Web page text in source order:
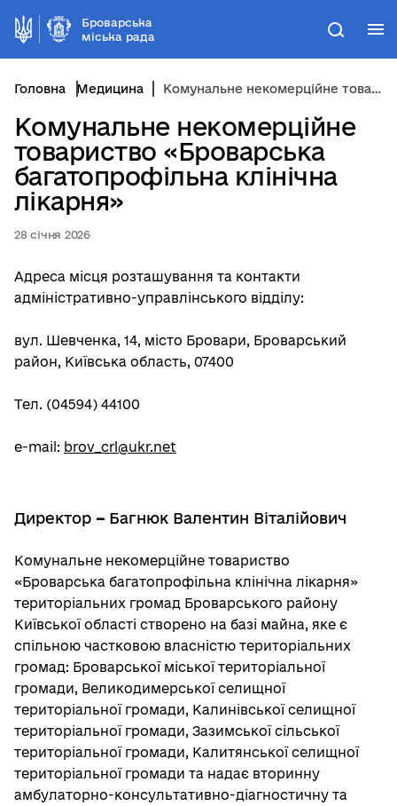
Броварська
міська рада
Пошук
Головна Медицина Комунальне некомерційне товариство «Броварська багатопрофільна клінічна лікарня»
Комунальне некомерційне
товариство «Броварська
багатопрофільна клінічна
лікарня»
28 січня 2026
Адреса місця розташування та контакти
адміністративно-управлінського відділу:
вул. Шевченка, 14, місто Бровари, Броварський
район, Київська область, 07400
Тел. (04594) 44100
e-mail: brov_crl@ukr.net
Директор – Багнюк Валентин Віталійович
Комунальне некомерційне товариство
«Броварська багатопрофільна клінічна лікарня»
територіальних громад Броварського району
Київської області створено на базі майна, яке є
спільною частковою власністю територiальних
громад: Броварської міської територіальної
громади, Великодимерської селищної
територіальної громади, Калинівської селищної
територіальної громади, Зазимської сільської
територіальної громади, Калитянської селищної
територіальної громади та надає вторинну
амбулаторно-консультативно-діагностичну та